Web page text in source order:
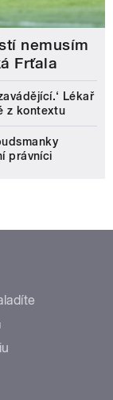
nemusím
Frťala
Lékař
z kontextu
právníci